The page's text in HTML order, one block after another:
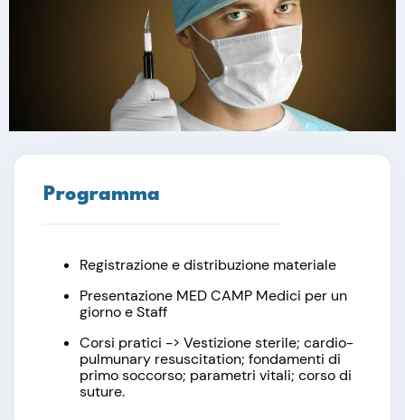
Programma
Registrazione e distribuzione materiale
Presentazione MED CAMP Medici per un
giorno e Staff
Corsi pratici -> Vestizione sterile; cardio-
pulmunary resuscitation; fondamenti di
primo soccorso; parametri vitali; corso di
suture.